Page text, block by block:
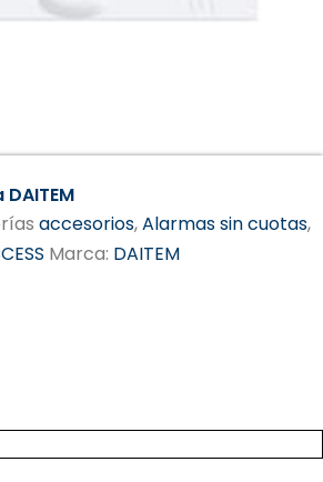
accesorios,Alarmas sin cuotas,
Marca: DAITEM​